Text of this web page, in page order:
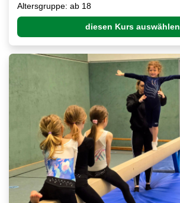
Altersgruppe: ab 18
diesen Kurs auswählen